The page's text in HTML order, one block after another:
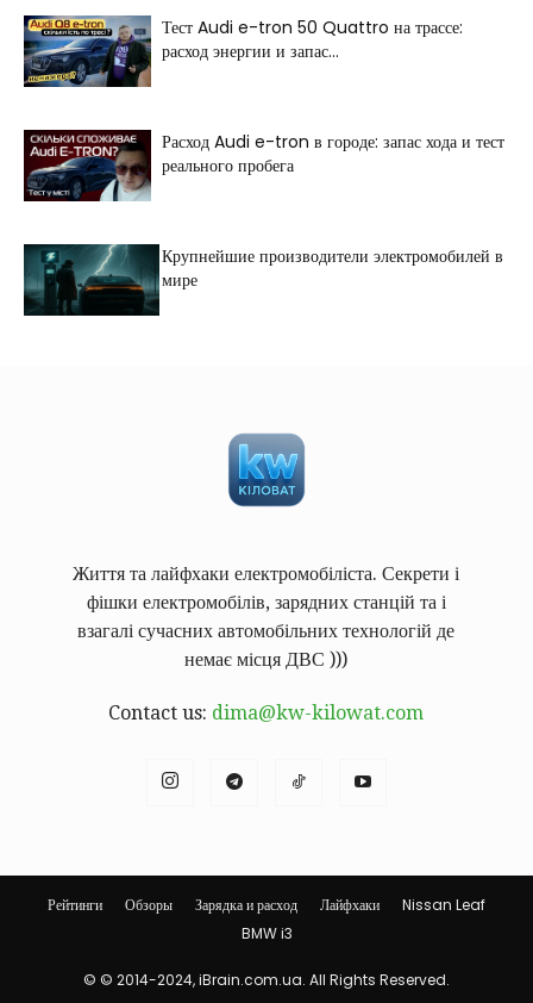
Тест Audi e-tron 50 Quattro на трассе:
расход энергии и запас...
Расход Audi e-tron в городе: запас хода и тест
реального пробега
Крупнейшие производители электромобилей в
мире
Життя та лайфхаки електромобіліста. Секрети і
фішки електромобілів, зарядних станцій та і
взагалі сучасних автомобільних технологій де
немає місця ДВС )))
Contact us: dima@kw-kilowat.com
Рейтинги Обзоры Зарядка и расход Лайфхаки
Nissan Leaf
BMW i3
© © 2014-2024, iBrain.com.ua. All Rights Reserved.